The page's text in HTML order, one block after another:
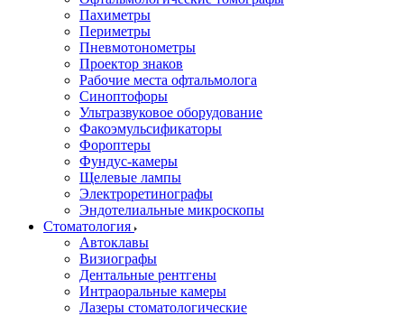
Пахиметры
Периметры
Пневмотонометры
Проектор знаков
Рабочие места офтальмолога
Синоптофоры
Ультразвуковое оборудование
Факоэмульсификаторы
Фороптеры
Фундус-камеры
Щелевые лампы
Электроретинографы
Эндотелиальные микроскопы
Стоматология
Автоклавы
Визиографы
Дентальные рентгены
Интраоральные камеры
Лазеры стоматологические